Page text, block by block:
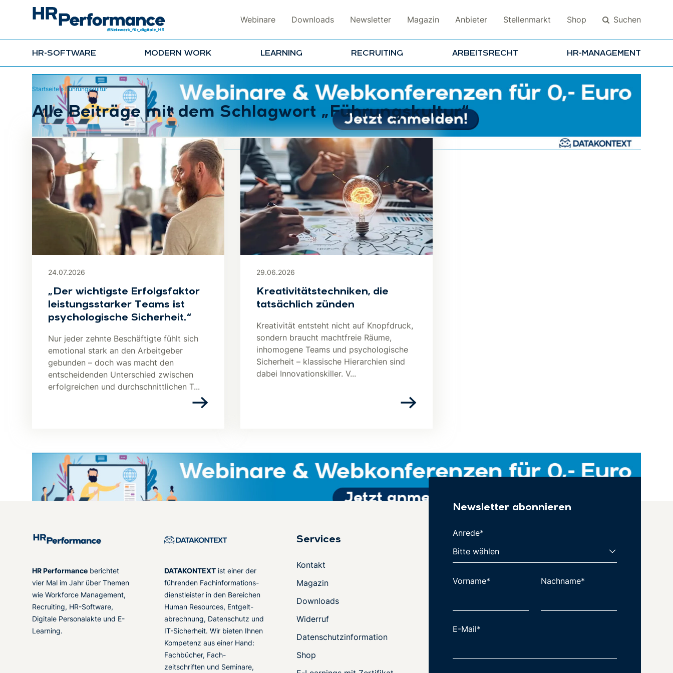
Webinare Downloads Newsletter Magazin Anbieter Stellenmarkt Shop Suchen
HR-SOFTWARE MODERN WORK LEARNING RECRUITING ARBEITSRECHT HR-MANAGEMENT
Suchen
Startseite»Führungskultur
Alle Beiträge mit dem Schlagwort „Führungskultur“
24.07.2026
„Der wichtigste Erfolgsfaktor
leistungsstarker Teams ist
psychologische Sicherheit.“
Nur jeder zehnte Beschäftigte fühlt sich
emotional stark an den Arbeitgeber
gebunden – doch was macht den
entscheidenden Unterschied zwischen
erfolgreichen und durchschnittlichen T...
29.06.2026
Kreativitätstechniken, die
tatsächlich zünden
Kreativität entsteht nicht auf Knopfdruck,
sondern braucht machtfreie Räume,
inhomogene Teams und psychologische
Sicherheit – klassische Hierarchien sind
dabei Innovationskiller. V...
HR Performance berichtet
vier Mal im Jahr über Themen
wie Workforce Management,
Recruiting, HR-Software,
Digitale Personalakte und E-
Learning.
DATAKONTEXT ist einer der
führenden Fachinformations-
dienstleister in den Bereichen
Human Resources, Entgelt-
abrechnung, Datenschutz und
IT-Sicherheit. Wir bieten Ihnen
Kompetenz aus einer Hand:
Fachbücher, Fach-
zeitschriften und Seminare,
Services
Kontakt
Magazin
Downloads
Widerruf
Datenschutzinformation
Shop
Newsletter abonnieren
Anrede*
Vorname* Nachname*
E-Mail*